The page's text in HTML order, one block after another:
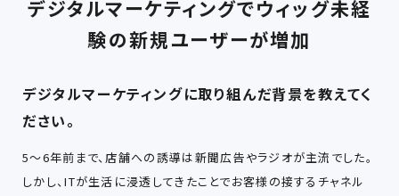
デジタルマーケティングでウィッグ未経
験の新規ユーザーが増加
デジタルマーケティングに取り組んだ背景を教えてく
ださい。
5～6年前まで、店舗への誘導は新聞広告やラジオが主流でした。
しかし、ITが生活に浸透してきたことでお客様の接するチャネル